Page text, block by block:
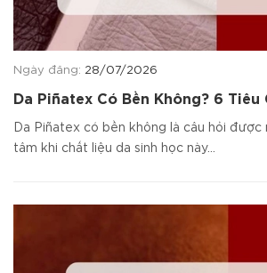
Ngày đăng: 28/07/2026
Da Piñatex Có Bền Không? 6 Tiêu
Da Piñatex có bền không là câu hỏi được
tâm khi chất liệu da sinh học này...